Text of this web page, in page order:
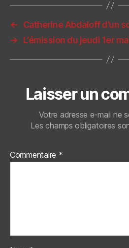
←
Catherine Abdaloff d’un
→
L’émission du jeudi 1er
Laisser un
Votre adresse e-mail ne
Les champs obligatoires
Commentaire *